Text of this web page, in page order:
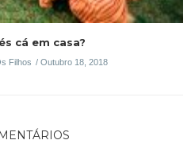
cá em casa?
Filhos Outubro 18, 2018